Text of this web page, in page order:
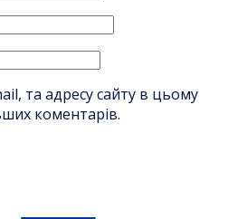
та адресу сайту в цьому
коментарів.